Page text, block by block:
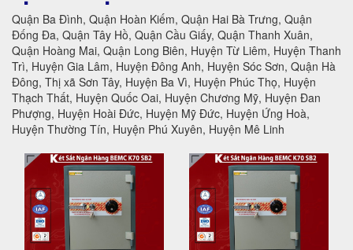
Quận Ba Đình, Quận Hoàn Kiếm, Quận Hai Bà Trưng, Quận
Đống Đa, Quận Tây Hồ, Quận Cầu Giấy, Quận Thanh Xuân,
Quận Hoàng Mai, Quận Long Biên, Huyện Từ Liêm, Huyện Thanh
Trì, Huyện Gia Lâm, Huyện Đông Anh, Huyện Sóc Sơn, Quận Hà
Đông, Thị xã Sơn Tây, Huyện Ba Vì, Huyện Phúc Thọ, Huyện
Thạch Thất, Huyện Quốc Oai, Huyện Chương Mỹ, Huyện Đan
Phượng, Huyện Hoài Đức, Huyện Mỹ Đức, Huyện Ứng Hoà,
Huyện Thường Tín, Huyện Phú Xuyên, Huyện Mê Linh